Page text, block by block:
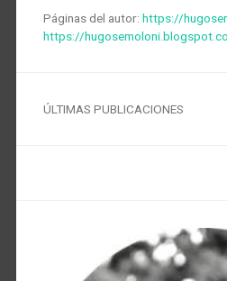
Páginas del autor: https://
https://
ÚLTIMAS PUBLICACIONES